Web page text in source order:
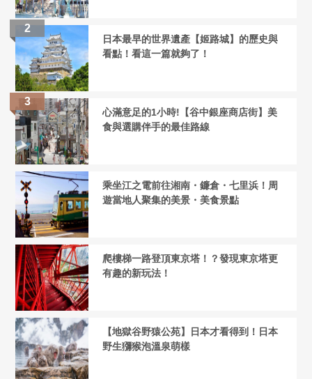
日本最早的世界遺產【姬路城】的歷史與
看點！看這一篇就夠了！
心滿意足的1小時!【谷中銀座商店街】美
食與選購伴手的最佳路線
乘坐江之電前往湘南・鐮倉・七里浜！周
遊當地人聚集的美景・美食景點
爬樓梯一路登頂東京塔！？發現東京塔更
有趣的新玩法！
【地獄谷野猿公苑】日本才看得到！日本
野生獼猴泡溫泉萌樣